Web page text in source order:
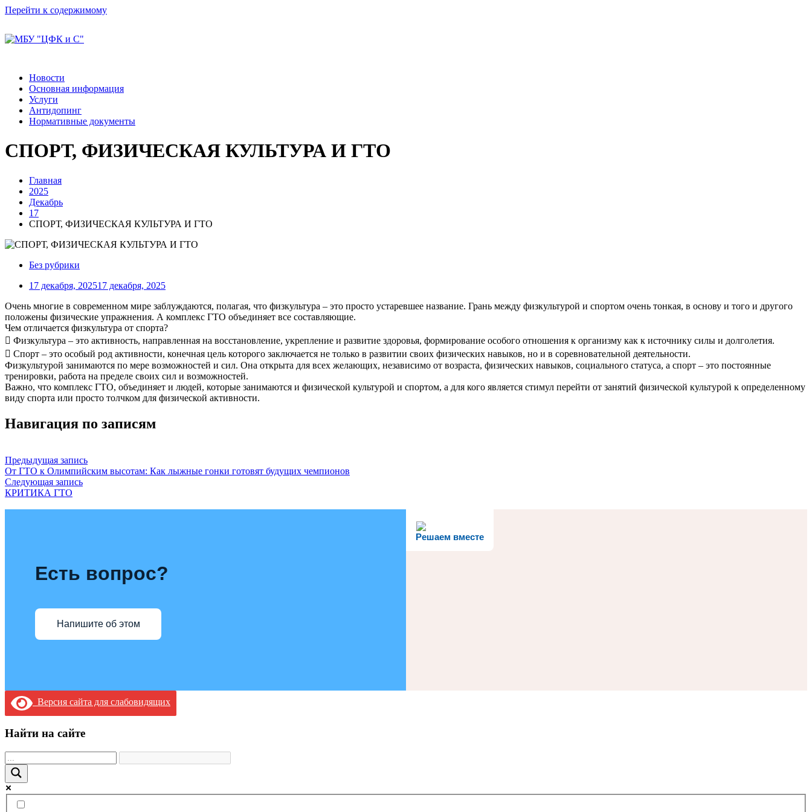
Перейти к содержимому
Новости
Основная информация
Услуги
Антидопинг
Нормативные документы
СПОРТ, ФИЗИЧЕСКАЯ КУЛЬТУРА И ГТО
Главная
2025
Декабрь
17
СПОРТ, ФИЗИЧЕСКАЯ КУЛЬТУРА И ГТО
Без рубрики
17 декабря, 202517 декабря, 2025
Очень многие в современном мире заблуждаются, полагая, что физкультура – это просто устаревшее название. Грань между физкультурой и спортом очень тонкая, в основу и того и другого
положены физические упражнения. А комплекс ГТО объединяет все составляющие.
Чем отличается физкультура от спорта?
 Физкультура – это активность, направленная на восстановление, укрепление и развитие здоровья, формирование особого отношения к организму как к источнику силы и долголетия.
 Спорт – это особый род активности, конечная цель которого заключается не только в развитии своих физических навыков, но и в соревновательной деятельности.
Физкультурой занимаются по мере возможностей и сил. Она открыта для всех желающих, независимо от возраста, физических навыков, социального статуса, а спорт – это постоянные
тренировки, работа на пределе своих сил и возможностей.
Важно, что комплекс ГТО, объединяет и людей, которые занимаются и физической культурой и спортом, а для кого является стимул перейти от занятий физической культурой к определенному
виду спорта или просто толчком для физической активности.
Навигация по записям
Предыдущая запись
От ГТО к Олимпийским высотам: Как лыжные гонки готовят будущих чемпионов
Следующая запись
КРИТИКА ГТО
Решаем вместе
Есть вопрос?
Напишите об этом
Версия сайта для слабовидящих
Найти на сайте